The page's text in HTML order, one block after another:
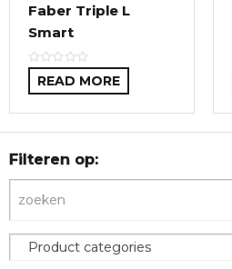
Faber Triple L
Smart
READ MORE
Filteren op: